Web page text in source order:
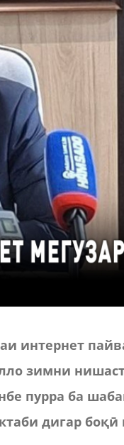
интернет
зимни
пурра ба
дигар боқӣ